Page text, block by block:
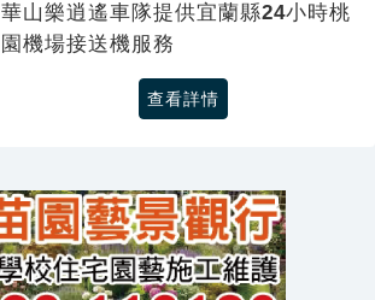
華山樂逍遙車隊提供宜蘭縣24小時桃
園機場接送機服務
查看詳情